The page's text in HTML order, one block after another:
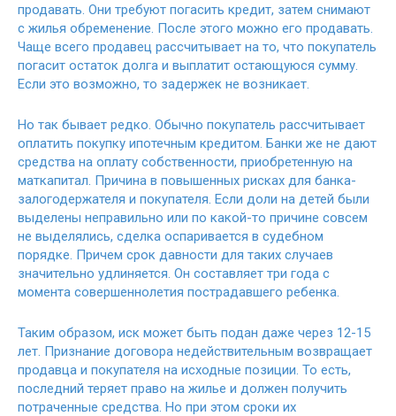
продавать. Они требуют погасить кредит, затем снимают
с жилья обременение. После этого можно его продавать.
Чаще всего продавец рассчитывает на то, что покупатель
погасит остаток долга и выплатит остающуюся сумму.
Если это возможно, то задержек не возникает.
Но так бывает редко. Обычно покупатель рассчитывает
оплатить покупку ипотечным кредитом. Банки же не дают
средства на оплату собственности, приобретенную на
маткапитал. Причина в повышенных рисках для банка-
залогодержателя и покупателя. Если доли на детей были
выделены неправильно или по какой-то причине совсем
не выделялись, сделка оспаривается в судебном
порядке. Причем срок давности для таких случаев
значительно удлиняется. Он составляет три года с
момента совершеннолетия пострадавшего ребенка.
Таким образом, иск может быть подан даже через 12-15
лет. Признание договора недействительным возвращает
продавца и покупателя на исходные позиции. То есть,
последний теряет право на жилье и должен получить
потраченные средства. Но при этом сроки их